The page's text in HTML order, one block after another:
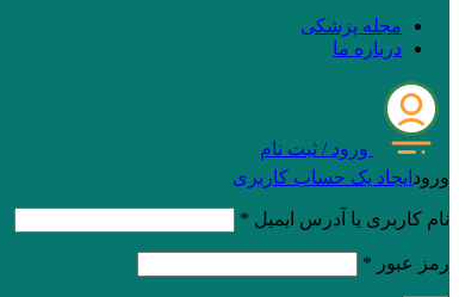
مجله پزشکی
درباره ما
ورود / ثبت نام
ورود ایجاد یک حساب کاربری
نام کاربری یا آدرس ایمیل *
رمز عبور *